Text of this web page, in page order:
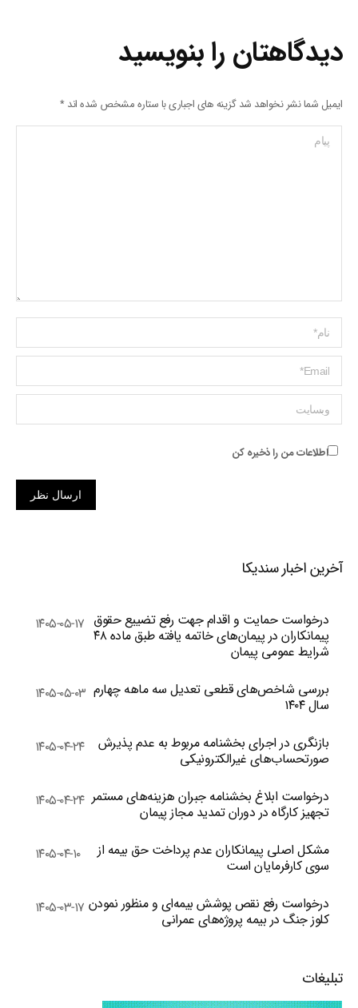
دیدگاهتان را بنویسید
ایمیل شما نشر نخواهد شد گزینه های اجباری با ستاره مشخص شده اند*
پیام
Name *
ایمیل *
وبسایت
اطلاعات من را ذخیره کن
ارسال نظر
آخرین اخبار سندیکا
درخواست حمایت و اقدام جهت رفع تضییع حقوق
پیمانکاران در پیمان‌های خاتمه یافته طبق ماده ۴۸
شرایط عمومی پیمان
۱۴۰۵-۰۵-۱۷
بررسی شاخص‌های قطعی تعدیل سه ماهه چهارم
سال ۱۴۰۴
۱۴۰۵-۰۵-۰۳
بازنگری در اجرای بخشنامه مربوط به عدم پذیرش
صورتحساب‌های غیرالکترونیکی
۱۴۰۵-۰۴-۲۴
درخواست ابلاغ بخشنامه جبران هزینه‌های مستمر
تجهیز کارگاه در دوران تمدید مجاز پیمان
۱۴۰۵-۰۴-۲۴
مشکل اصلی پیمانکاران عدم پرداخت حق بیمه از
سوی کارفرمایان است
۱۴۰۵-۰۴-۱۰
درخواست رفع نقص پوشش بیمه‌ای و منظور نمودن
کلوز جنگ در بیمه پروژه‌های عمرانی
۱۴۰۵-۰۳-۱۷
تبلیغات